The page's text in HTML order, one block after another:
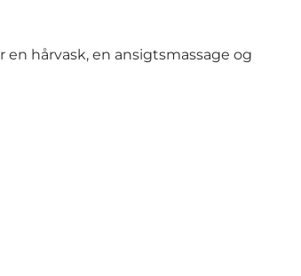
hårvask, en ansigtsmassage og